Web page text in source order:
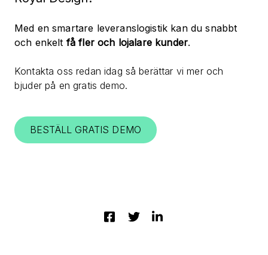
Med en smartare leveranslogistik kan du snabbt
och enkelt få fler och lojalare kunder.
Kontakta oss redan idag så berättar vi mer och
bjuder på en gratis demo.
BESTÄLL GRATIS DEMO